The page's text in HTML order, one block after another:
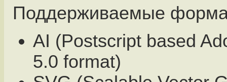
Поддерживаемые
AI (Postscript based
5.0 format)